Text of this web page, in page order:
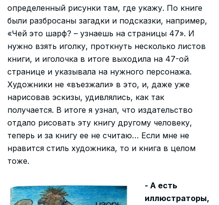
определенный рисунки там, где укажу. По книге
были разбросаны загадки и подсказки, например,
«Чей это шарф? – узнаешь на страницы 47». И
нужно взять иголку, проткнуть несколько листов
книги, и иголочка в итоге выходила на 47-ой
странице и указывала на нужного персонажа.
Художники не «въезжали» в это, и, даже уже
нарисовав эскизы, удивлялись, как так
получается. В итоге я узнал, что издательство
отдало рисовать эту книгу другому человеку,
теперь и за книгу ее не считаю… Если мне не
нравится стиль художника, то и книга в целом
тоже.
- А есть
иллюстраторы,